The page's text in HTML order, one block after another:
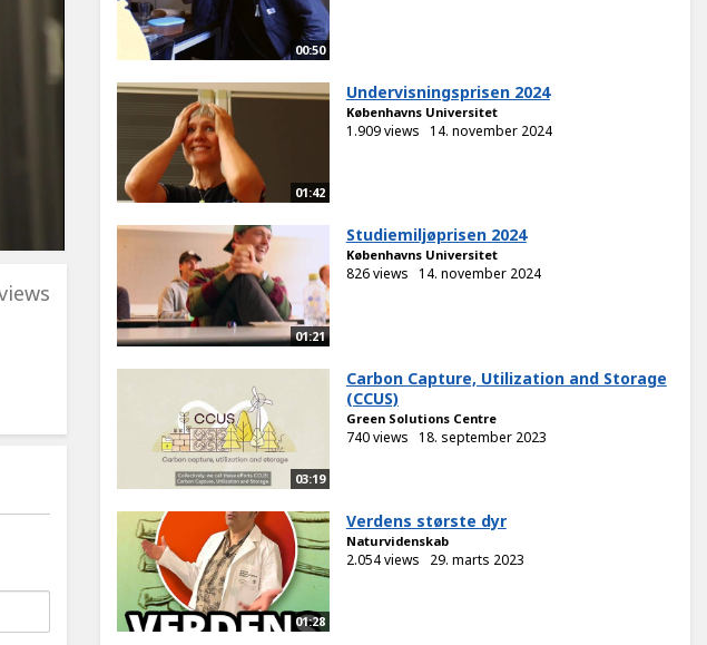
00:50
01:42
Undervisningsprisen 2024
Københavns Universitet
1.909 views 14. november 2024
01:21
Studiemiljøprisen 2024
Københavns Universitet
826 views 14. november 2024
03:19
Carbon Capture, Utilization and Storage
(CCUS)
Green Solutions Centre
740 views 18. september 2023
01:28
Verdens største dyr
Naturvidenskab
2.054 views 29. marts 2023